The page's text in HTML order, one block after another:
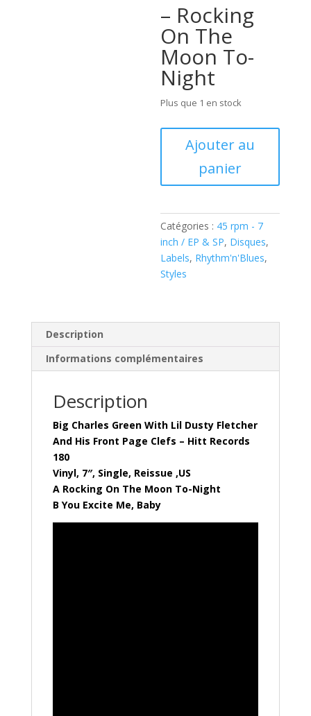
– Rocking
On The
Moon To-
Night
Plus que 1 en stock
Charles
–
Rocking
On
The
Moon
(Vinyl,
Reissue)
Hitt
Ajouter au
panier
Catégories : 45 rpm - 7
inch / EP & SP, Disques,
Labels, Rhythm'n'Blues,
Styles
Description
Informations complémentaires
Description
Big Charles Green With Lil Dusty Fletcher
And His Front Page Clefs – Hitt Records
180
Vinyl, 7″, Single, Reissue ,US
A Rocking On The Moon To-Night
B You Excite Me, Baby